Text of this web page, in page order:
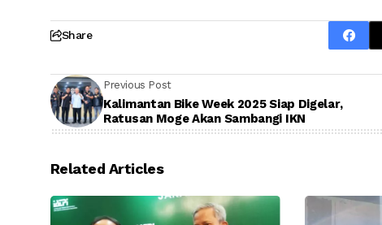
Share
Previous Post
Kalimantan Bike Week 2025 Siap Digelar,
Ratusan Moge Akan Sambangi IKN
Related Articles